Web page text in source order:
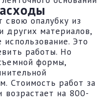
свою опалубку из
других материалов,
Это
работы. Но
формы,
Стоимость работ за
возрастает на 800-